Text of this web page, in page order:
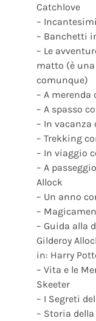
Catchlove
–
– Banchetti
– Le
matto (è
comunque)
– A merenda
– A spasso
– In vacanza
– Trekking
– In viaggio
– A
Allock
– Un anno
–
– Guida alla
Gilderoy
in: Harry
– Vita e le
Skeeter
– I Segreti
– Storia